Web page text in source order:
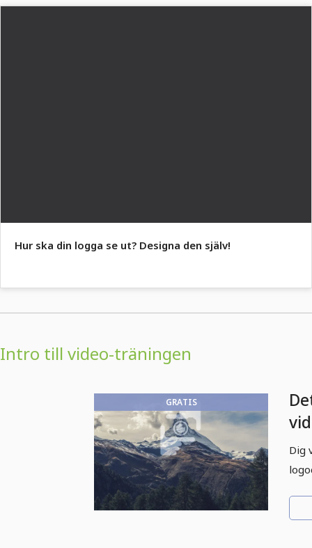
Hur ska din logga se ut? Designa den själv!
Intro till video-träningen
GRATIS
Dig